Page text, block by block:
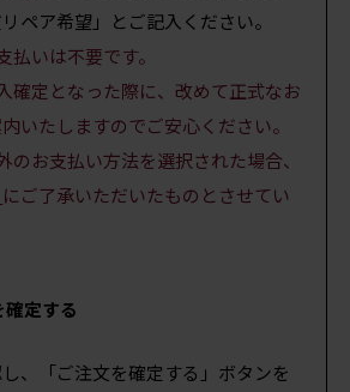
ペア希望」とご記入ください。
いは不要です。
確定となった際に、改めて正式なお
いたしますのでご安心ください。
のお支払い方法を選択された場合、
にご了承いただいたものとさせてい
確定する
、「ご注文を確定する」ボタンを